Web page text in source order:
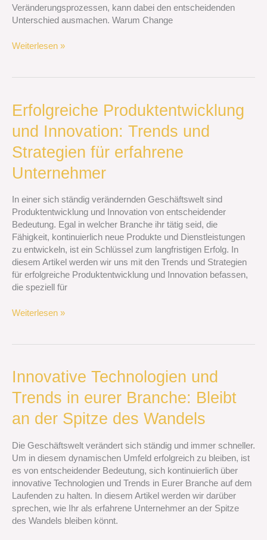
Veränderungsprozessen, kann dabei den entscheidenden
Unterschied ausmachen. Warum Change
Weiterlesen »
Erfolgreiche Produktentwicklung
und Innovation: Trends und
Strategien für erfahrene
Unternehmer
In einer sich ständig verändernden Geschäftswelt sind
Produktentwicklung und Innovation von entscheidender
Bedeutung. Egal in welcher Branche ihr tätig seid, die
Fähigkeit, kontinuierlich neue Produkte und Dienstleistungen
zu entwickeln, ist ein Schlüssel zum langfristigen Erfolg. In
diesem Artikel werden wir uns mit den Trends und Strategien
für erfolgreiche Produktentwicklung und Innovation befassen,
die speziell für
Erfolgreiche
Produktentwicklung
und
Trends
und
Strategien
erfahrene
Unternehmer
Weiterlesen »
Innovative Technologien und
Trends in eurer Branche: Bleibt
an der Spitze des Wandels
Die Geschäftswelt verändert sich ständig und immer schneller.
Um in diesem dynamischen Umfeld erfolgreich zu bleiben, ist
es von entscheidender Bedeutung, sich kontinuierlich über
innovative Technologien und Trends in Eurer Branche auf dem
Laufenden zu halten. In diesem Artikel werden wir darüber
sprechen, wie Ihr als erfahrene Unternehmer an der Spitze
des Wandels bleiben könnt.
Innovative
Technologien
und
in
Branche:
Bleibt
an
der
Spitze
des
Wandels